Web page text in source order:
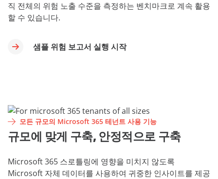
직 전체의 위험 노출 수준을 측정하는 벤치마크로 계속 활용
할 수 있습니다.
샘플 위험 보고서 실행 시작
모든 규모의 Microsoft 365 테넌트 사용 기능
규모에 맞게 구축, 안정적으로 구축
Microsoft 365 스로틀링에 영향을 미치지 않도록
Microsoft 자체 데이터를 사용하여 귀중한 인사이트를 제공